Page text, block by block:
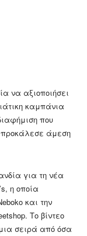
να αξιοποιήσει
καμπάνια
που
προκάλεσε άμεση
για τη νέα
η οποία
και την
Το βίντεο
σειρά από όσα